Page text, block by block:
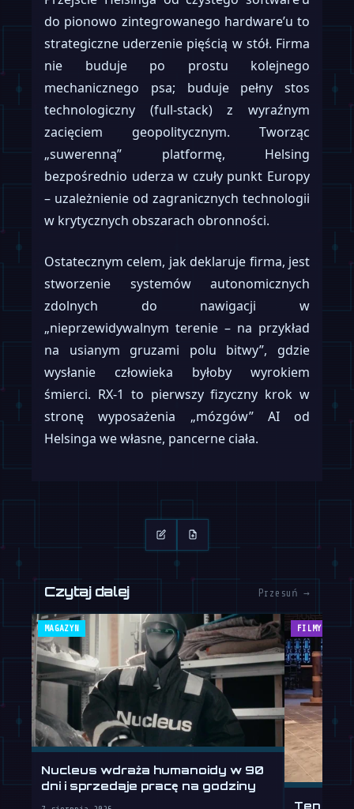
do pionowo zintegrowanego hardware’u to
strategiczne uderzenie pięścią w stół. Firma
nie buduje po prostu kolejnego
mechanicznego psa; buduje pełny stos
technologiczny (full-stack) z wyraźnym
zacięciem geopolitycznym. Tworząc
„suwerenną” platformę, Helsing
bezpośrednio uderza w czuły punkt Europy
– uzależnienie od zagranicznych technologii
w krytycznych obszarach obronności.
Ostatecznym celem, jak deklaruje firma, jest
stworzenie systemów autonomicznych
zdolnych do nawigacji w
„nieprzewidywalnym terenie – na przykład
na usianym gruzami polu bitwy”, gdzie
wysłanie człowieka byłoby wyrokiem
śmierci. RX-1 to pierwszy fizyczny krok w
stronę wyposażenia „mózgów” AI od
Helsinga we własne, pancerne ciała.
Czytaj dalej Przesuń →
MAGAZYN
Nucleus wdraża humanoidy w 90
dni i sprzedaje pracę na godziny
FILMY
Ten